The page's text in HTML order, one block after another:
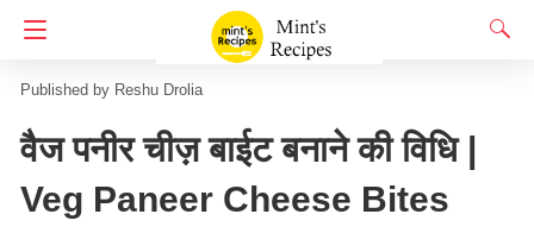
Homepage 65 Indian Snacks Recipes पकोड़े
Reshu Drolia
वैज पनीर चीज़ बाईट बनाने की विधि |
Veg Paneer Cheese Bites